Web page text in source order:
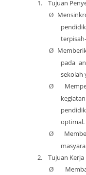
1.
Tujuan
Ø
Ø
pada
sekolah
Ø
optimal.
Ø
2.
Tujuan Kerja
Ø